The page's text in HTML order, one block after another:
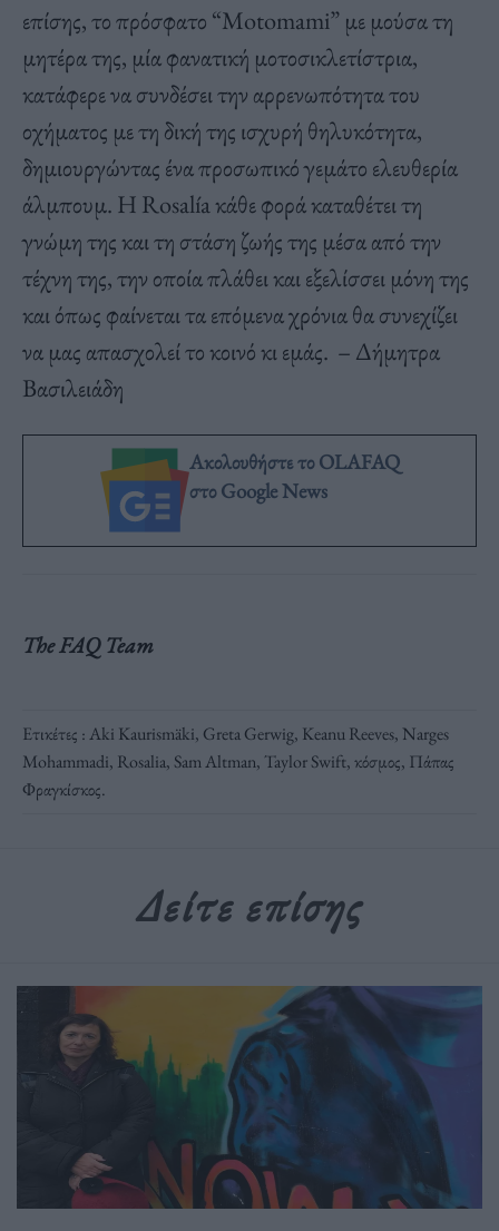
επίσης, το πρόσφατο “Motomami” με μούσα τη
μητέρα της, μία φανατική μοτοσικλετίστρια,
κατάφερε να συνδέσει την αρρενωπότητα του
οχήματος με τη δική της ισχυρή θηλυκότητα,
δημιουργώντας ένα προσωπικό γεμάτο ελευθερία
άλμπουμ. Η Rosalía κάθε φορά καταθέτει τη
γνώμη της και τη στάση ζωής της μέσα από την
τέχνη της, την οποία πλάθει και εξελίσσει μόνη της
και όπως φαίνεται τα επόμενα χρόνια θα συνεχίζει
να μας απασχολεί το κοινό κι εμάς. – Δήμητρα
Βασιλειάδη
Ακολουθήστε το OLAFAQ
στο Google News
The FAQ Team
Ετικέτες :Aki Kaurismäki, Greta Gerwig, Keanu Reeves, Narges
Mohammadi, Rosalia, Sam Altman, Taylor Swift,κόσμος, Πάπας
Φραγκίσκος.
Δείτε επίσης